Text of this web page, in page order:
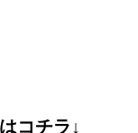
コチラ↓